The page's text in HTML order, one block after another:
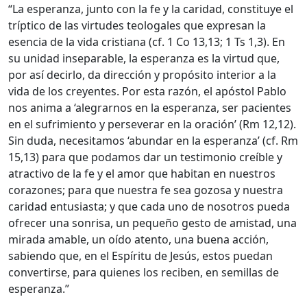
“La esperanza, junto con la fe y la caridad, constituye el
tríptico de las virtudes teologales que expresan la
esencia de la vida cristiana (cf. 1 Co 13,13; 1 Ts 1,3). En
su unidad inseparable, la esperanza es la virtud que,
por así decirlo, da dirección y propósito interior a la
vida de los creyentes. Por esta razón, el apóstol Pablo
nos anima a ‘alegrarnos en la esperanza, ser pacientes
en el sufrimiento y perseverar en la oración’ (Rm 12,12).
Sin duda, necesitamos ‘abundar en la esperanza’ (cf. Rm
15,13) para que podamos dar un testimonio creíble y
atractivo de la fe y el amor que habitan en nuestros
corazones; para que nuestra fe sea gozosa y nuestra
caridad entusiasta; y que cada uno de nosotros pueda
ofrecer una sonrisa, un pequeño gesto de amistad, una
mirada amable, un oído atento, una buena acción,
sabiendo que, en el Espíritu de Jesús, estos puedan
convertirse, para quienes los reciben, en semillas de
esperanza.”